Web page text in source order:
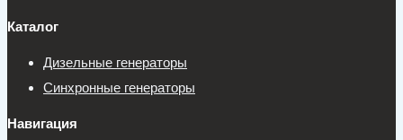
Каталог
Дизельные генераторы
Синхронные генераторы
Навигация